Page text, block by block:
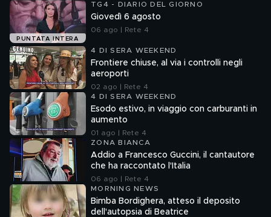
PUNTATA INTERA
TG4 - DIARIO DEL GIORNO
Giovedì 6 agosto
06 ago | Rete 4
4 DI SERA WEEKEND
Frontiere chiuse, al via i controlli negli
aeroporti
02 ago | Rete 4
4 DI SERA WEEKEND
Esodo estivo, in viaggio con carburanti in
aumento
01 ago | Rete 4
ZONA BIANCA
Addio a Francesco Guccini, il cantautore
che ha raccontato l'Italia
06 ago | Rete 4
MORNING NEWS
Bimba Bordighera, atteso il deposito
dell'autopsia di Beatrice